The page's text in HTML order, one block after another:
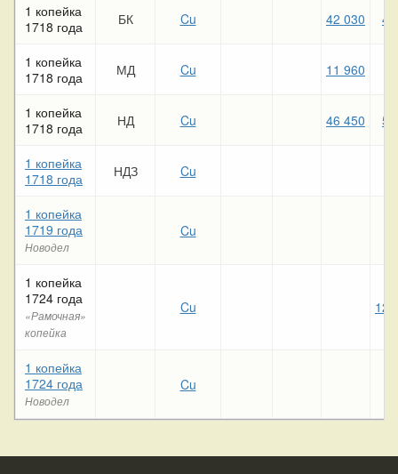
1 копейка
1718 года
БК Cu 42 030
1 копейка
1718 года
МД Cu 11 960
1 копейка
1718 года
НД Cu 46 450
1 копейка
1718 года
НДЗ Cu
1 копейка
1719 года
Новодел
Cu
1 копейка
1724 года
«Рамочная»
копейка
Cu
1 копейка
1724 года
Новодел
Cu